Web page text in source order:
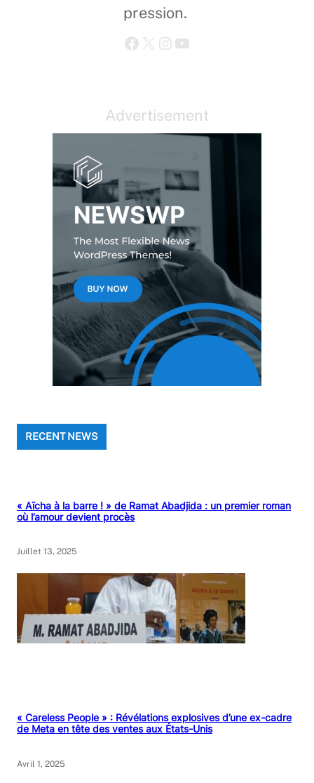
pression.
Facebook X Instagram YouTube
Advertisement
RECENT NEWS
« Aïcha à la barre ! » de Ramat Abadjida : un premier roman
où l’amour devient procès
Juillet 13, 2025
« Careless People » : Révélations explosives d’une ex-cadre
de Meta en tête des ventes aux États-Unis
Avril 1, 2025